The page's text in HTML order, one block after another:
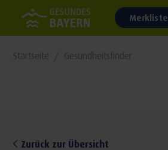
Merkliste
Startseite Gesundheitsfinder
Zurück zur Übersicht